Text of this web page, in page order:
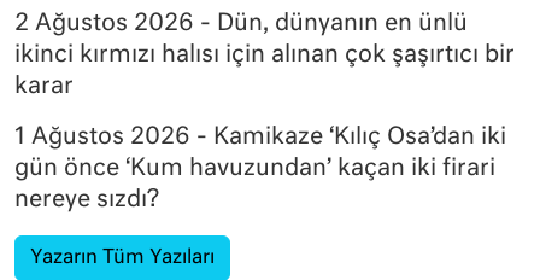
2 Ağustos 2026 - Dün, dünyanın en ünlü
ikinci kırmızı halısı için alınan çok şaşırtıcı bir
karar
1 Ağustos 2026 - Kamikaze ‘Kılıç Osa’dan iki
gün önce ‘Kum havuzundan’ kaçan iki firari
nereye sızdı?
Yazarın Tüm Yazıları